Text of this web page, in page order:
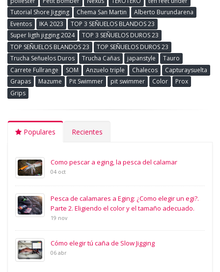
Tutorial Shore Jigging
Chema San Martin
Alberto Burundarena
Eventos
IKA 2023
TOP 3 SEÑUELOS BLANDOS 23
Super ligth jigging 2024
TOP 3 SEÑUELOS DUROS 23
TOP SEÑUELOS BLANDOS 23
TOP SEÑUELOS DUROS 23
Trucha Señuelos Duros
Trucha Cañas japanstyle
Tauro
Carrete Fullrange
SOM Anzuelo triple Chalecos
Capturaysuelta
Grapas
Mazume Pit Swimmer pit swimmer Color
Prox
Grips
Populares Recientes
Como pescar a eging, la pesca del calamar
04 oct
Pesca de calamares a Eging: ¿Como elegir un egi?.
Parte 2. Eligiendo el color y el tamaño adecuado.
19 nov
Cómo elegir tú caña de Slow Jigging
06 abr